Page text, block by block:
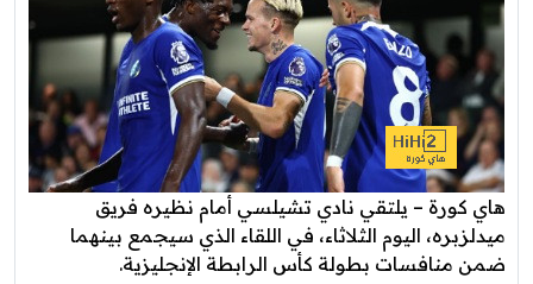
هاي كورة – يلتقي نادي تشيلسي أمام نظيره فريق
ميدلزبره، اليوم الثلاثاء، في اللقاء الذي سيجمع بينهما
ضمن منافسات بطولة كأس الرابطة الإنجليزية.